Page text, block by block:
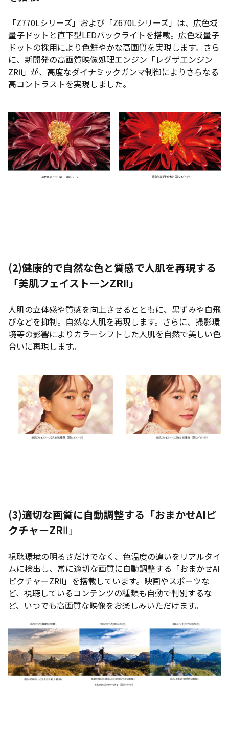
「Z770Lシリーズ」および「Z670Lシリーズ」は、広色域
量子ドットと直下型LEDバックライトを搭載。広色域量子
ドットの採用により色鮮やかな高画質を実現します。さら
に、新開発の高画質映像処理エンジン「レグザエンジン
ZRⅡ」が、高度なダイナミックガンマ制御によりさらなる
高コントラストを実現しました。
(2)健康的で自然な色と質感で人肌を再現する
「美肌フェイストーンZRⅡ」
人肌の立体感や質感を向上させるとともに、黒ずみや白飛
びなどを抑制。自然な人肌を再現します。さらに、撮影環
境等の影響によりカラーシフトした人肌を自然で美しい色
合いに再現します。
(3)適切な画質に自動調整する「おまかせAIピ
クチャーZRⅡ」
視聴環境の明るさだけでなく、色温度の違いをリアルタイ
ムに検出し、常に適切な画質に自動調整する「おまかせAI
ピクチャーZRⅡ」を搭載しています。映画やスポーツな
ど、視聴しているコンテンツの種類も自動で判別するな
ど、いつでも高画質な映像をお楽しみいただけます。